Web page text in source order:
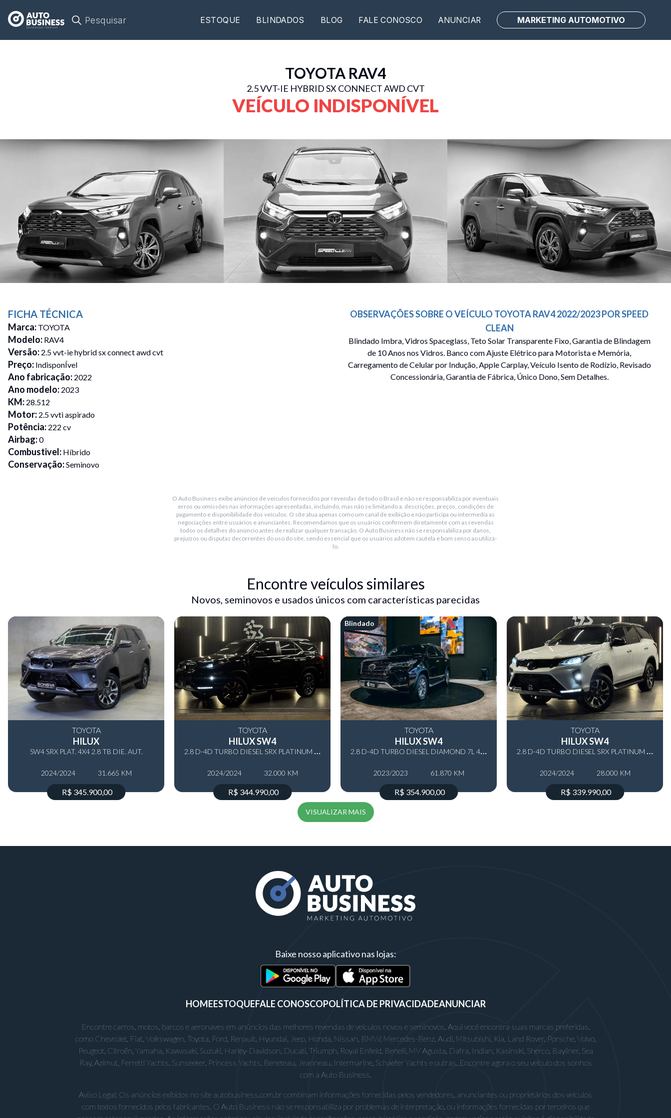
Pesquisar ESTOQUE BLINDADOS BLOG FALE CONOSCO ANUNCIAR MARKETING AUTOMOTIVO
TOYOTA RAV4
2.5 VVT-IE HYBRID SX CONNECT AWD CVT
VEÍCULO INDISPONÍVEL
FICHA TÉCNICA
Marca: TOYOTA
Modelo: RAV4
Versão: 2.5 vvt-ie hybrid sx connect awd cvt
Preço: IndisponÍvel
Ano fabricação: 2022
Ano modelo: 2023
KM: 28.512
Motor: 2.5 vvti aspirado
Potência: 222 cv
Airbag:0
Combustivel: Híbrido
Conservação:Seminovo
Sensor de estacionamento:Dianteiro e traseiro
OBSERVAÇÕES SOBRE O VEÍCULO TOYOTARAV42022/2023PORSPEED
CLEAN
Blindado Imbra, Vidros Spaceglass, Teto Solar Transparente Fixo, Garantia de Blindagem
de 10 Anos nos Vidros. Banco com Ajuste Elétrico para Motorista e Memória,
Carregamento de Celular por Indução, Apple Carplay, Veículo Isento de Rodízio, Revisado
Concessionária, Garantia de Fábrica, Único Dono, Sem Detalhes.
O Auto Business exibe anúncios de veículos fornecidos por revendas de todo o Brasil e não se responsabiliza por eventuais
erros ou omissões nas informações apresentadas, incluindo, mas não se limitando a, descrições, preços, condições de
pagamento e disponibilidade dos veículos. O site atua apenas como um canal de exibição e não participa ou intermedia as
negociações entre usuários e anunciantes. Recomendamos que os usuários confirmem diretamente com as revendas
todos os detalhes do anúncio antes de realizar qualquer transação. O Auto Business não se responsabiliza por danos,
prejuízos ou disputas decorrentes do uso do site, sendo essencial que os usuários adotem cautela e bom senso ao utilizá-
lo.
Encontre veículos similares
Novos, seminovos e usados únicos com características parecidas
TOYOTA
HILUX
SW4 SRX PLAT. 4X4 2.8 TB DIE. AUT.
2024/2024 31.665 KM
R$ 345.900,00
TOYOTA
HILUX SW4
2
.8 D-4D TURBO DIESEL SRX PLATINUM 7L 4X4 AUTOMÁTICO
2024/2024 32.000 KM
R$ 344.990,00
Blindado
TOYOTA
HILUX SW4
2
.8 D-4D TURBO DIESEL DIAMOND 7L 4X4 AUTOMÁTICO
2023/2023 61.870 KM
R$ 354.900,00
TOYOTA
HILUX SW4
2
.8 D-4D TURBO DIESEL SRX PLATINUM 7L 4X4 AUTOMÁTICO
2024/2024 28.000 KM
R$ 339.990,00
VISUALIZAR MAIS
Baixe nosso aplicativo nas lojas:
HOMEESTOQUEFALE CONOSCOPOLÍTICA DE PRIVACIDADEANUNCIAR
Encontre carros, motos, barcos e aeronaves em anúncios das melhores revendas de veículos novos e seminovos. Aqui você encontra suas marcas preferidas,
como Chevrolet, Fiat, Volkswagen, Toyota, Ford, Renault, Hyundai, Jeep, Honda, Nissan, BMW, Mercedes-Benz, Audi, Mitsubishi, Kia, Land Rover, Porsche, Volvo,
Peugeot, Citroën, Yamaha, Kawasaki, Suzuki, Harley-Davidson, Ducati, Triumph, Royal Enfield, Benelli, MV Agusta, Dafra, Indian, Kasinski, Sherco, Bayliner, Sea
Ray, Azimut, Ferretti Yachts, Sunseeker, Princess Yachts, Beneteau, Jeanneau, Intermarine, Schaefer Yachts e outras. Encontre agora o seu veículo dos sonhos
com a Auto Business.
Aviso Legal: Os anúncios exibidos no site autobusiness.com.br combinam informações fornecidas pelos vendedores, anunciantes ou proprietários dos veículos
com textos fornecidos pelos fabricantes. O Auto Business não se responsabiliza por problemas de interpretação, ou informações fornecidas por terceiros que